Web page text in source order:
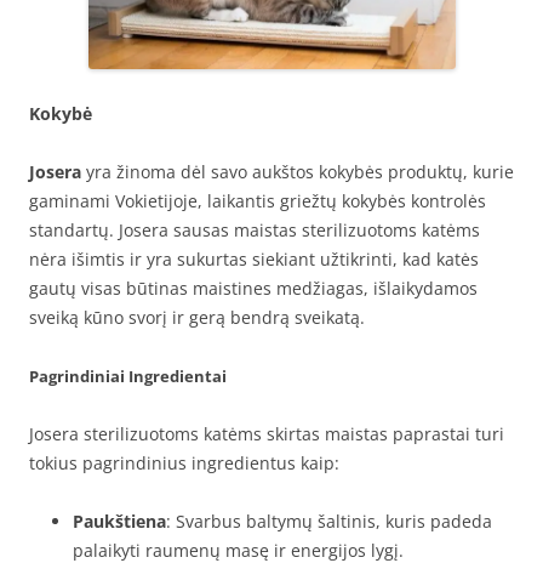
Kokybė
Josera yra žinoma dėl savo aukštos kokybės produktų, kurie
gaminami Vokietijoje, laikantis griežtų kokybės kontrolės
standartų. Josera sausas maistas sterilizuotoms katėms
nėra išimtis ir yra sukurtas siekiant užtikrinti, kad katės
gautų visas būtinas maistines medžiagas, išlaikydamos
sveiką kūno svorį ir gerą bendrą sveikatą.
Pagrindiniai Ingredientai
Josera sterilizuotoms katėms skirtas maistas paprastai turi
tokius pagrindinius ingredientus kaip:
Paukštiena: Svarbus baltymų šaltinis, kuris padeda
palaikyti raumenų masę ir energijos lygį.